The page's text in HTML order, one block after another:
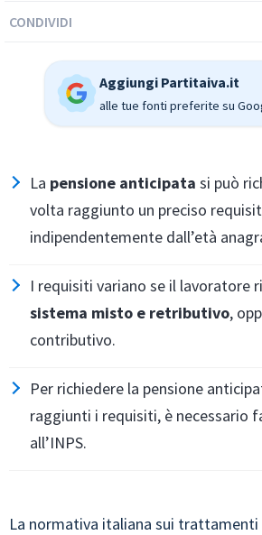
CONDIVIDI
Aggiungi Partitaiva.it
alle tue fonti preferite su
La pensione anticipata si può
volta raggiunto un preciso
indipendentemente dall’età
I requisiti variano se il lavoratore
sistema misto e retributivo,
contributivo.
Per richiedere la pensione
raggiunti i requisiti, è necessario
all’INPS.
La normativa italiana sui trattamenti